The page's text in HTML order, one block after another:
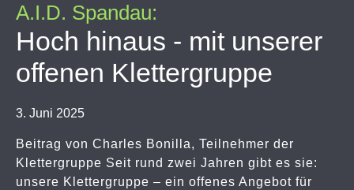
A.I.D. Spandau:
Hoch hinaus - mit unserer
offenen Klettergruppe
3. Juni 2025
Beitrag von Charles Bonilla, Teilnehmer der
Klettergruppe Seit rund zwei Jahren gibt es sie:
unsere Klettergruppe – ein offenes Angebot für